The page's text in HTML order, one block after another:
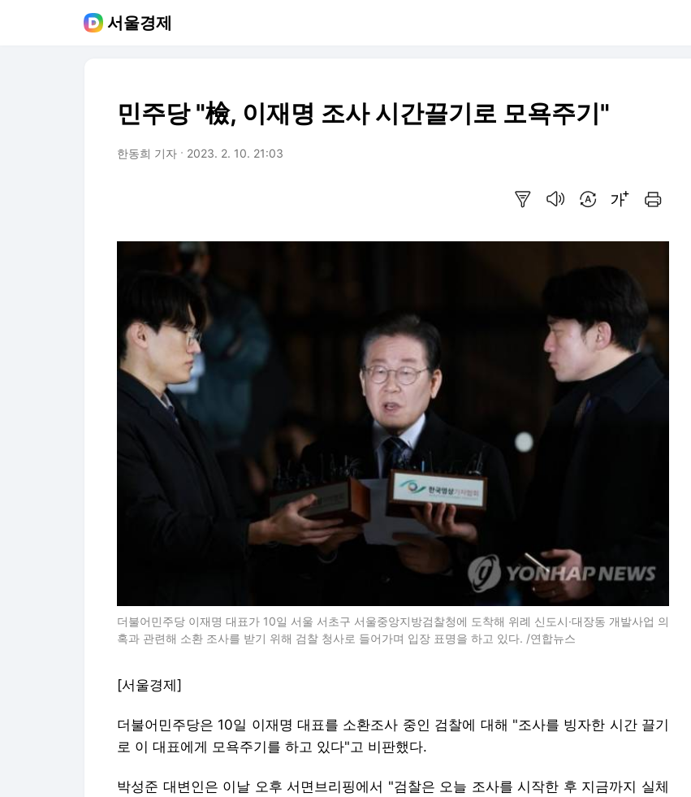
서울경제
민주당 "檢, 이재명 조사 시간끌기로 모욕주기"
한동희 기자 2023. 2. 10. 21:03
더불어민주당 이재명 대표가 10일 서울 서초구 서울중앙지방검찰청에 도착해 위례 신도시·대장동 개발사업 의
혹과 관련해 소환 조사를 받기 위해 검찰 청사로 들어가며 입장 표명을 하고 있다. /연합뉴스
[서울경제]
더불어민주당은 10일 이재명 대표를 소환조사 중인 검찰에 대해 "조사를 빙자한 시간 끌기
로 이 대표에게 모욕주기를 하고 있다"고 비판했다.
박성준 대변인은 이날 오후 서면브리핑에서 "검찰은 오늘 조사를 시작한 후 지금까지 실체